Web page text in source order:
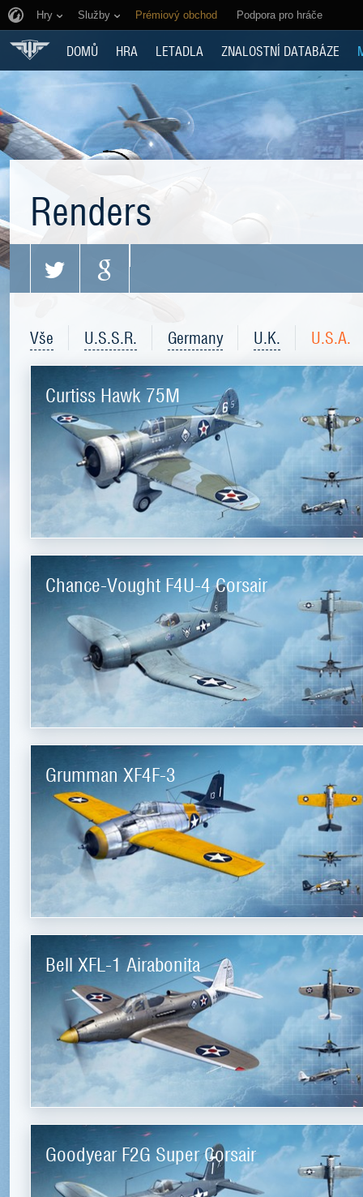
Hry Služby Prémiový obchod Podpora pro hráče
DOMŮ HRA LETADLA ZNALOSTNÍ DATABÁZE
Renders
Vše U.S.S.R. Germany U.K. U.S.A.
Curtiss Hawk 75M
Chance-Vought F4U-4 Corsair
Grumman XF4F-3
Bell XFL-1 Airabonita
Goodyear F2G Super Corsair